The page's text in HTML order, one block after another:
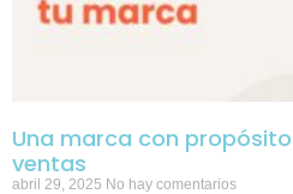
Una marca con
ventas
abril 29, 2025 No hay comentarios